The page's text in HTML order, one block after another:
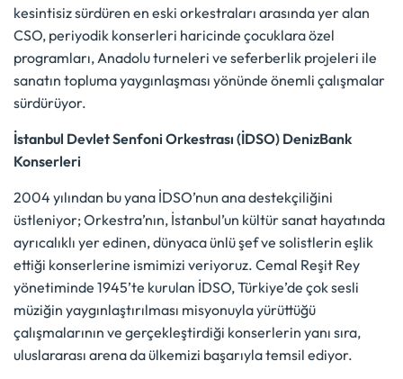
kesintisiz sürdüren en eski orkestraları arasında yer alan
CSO, periyodik konserleri haricinde çocuklara özel
programları, Anadolu turneleri ve seferberlik projeleri ile
sanatın topluma yaygınlaşması yönünde önemli çalışmalar
sürdürüyor.
İstanbul Devlet Senfoni Orkestrası (İDSO) DenizBank
Konserleri
2004 yılından bu yana İDSO’nun ana destekçiliğini
üstleniyor; Orkestra’nın, İstanbul’un kültür sanat hayatında
ayrıcalıklı yer edinen, dünyaca ünlü şef ve solistlerin eşlik
ettiği konserlerine ismimizi veriyoruz. Cemal Reşit Rey
yönetiminde 1945’te kurulan İDSO, Türkiye’de çok sesli
müziğin yaygınlaştırılması misyonuyla yürüttüğü
çalışmalarının ve gerçekleştirdiği konserlerin yanı sıra,
uluslararası arena da ülkemizi başarıyla temsil ediyor.